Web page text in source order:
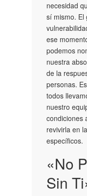
necesidad
sí mismo. El
ese
podemos
nuestra
de la
personas.
todos
nuestro
condiciones
revivirla en
específicos.
«No
Sin